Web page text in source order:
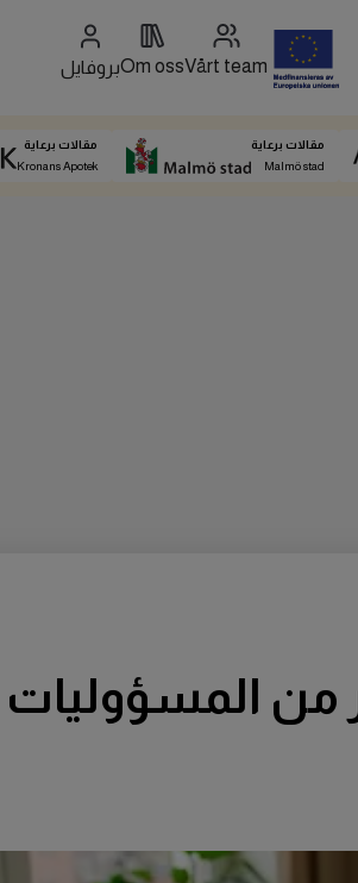
Vårt team
Om ossبروفايل
مقالات برعاية
Malmö stad
مقالات برعاية
Kronans Apotek
من المسؤوليات